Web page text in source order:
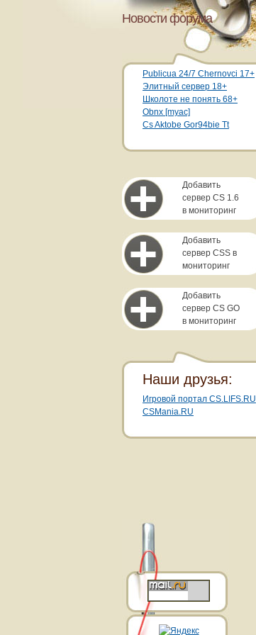
Новости форума
Publicua 24/7 Chernovci 17+
Элитный сервер 18+
Школоте не понять 68+
Obnx [myac]
Cs Aktobe Gor94bie Tt
Добавить
сервер CS 1.6
в мониторинг
Добавить
сервер CSS в
мониторинг
Добавить
сервер CS GO
в мониторинг
Наши друзья:
Игровой портал CS.LIFS.RU
CSMania.RU